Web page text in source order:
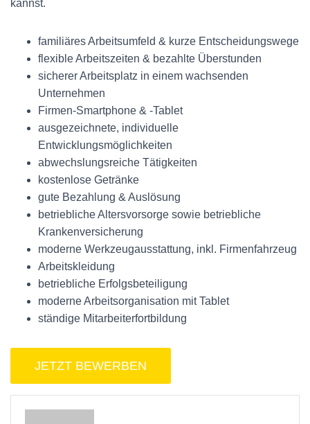
kannst.
familiäres Arbeitsumfeld & kurze Entscheidungswege
flexible Arbeitszeiten & bezahlte Überstunden
sicherer Arbeitsplatz in einem wachsenden
Unternehmen
Firmen-Smartphone & -Tablet
ausgezeichnete, individuelle
Entwicklungsmöglichkeiten
abwechslungsreiche Tätigkeiten
kostenlose Getränke
gute Bezahlung & Auslösung
betriebliche Altersvorsorge sowie betriebliche
Krankenversicherung
moderne Werkzeugausstattung, inkl. Firmenfahrzeug
Arbeitskleidung
betriebliche Erfolgsbeteiligung
moderne Arbeitsorganisation mit Tablet
ständige Mitarbeiterfortbildung